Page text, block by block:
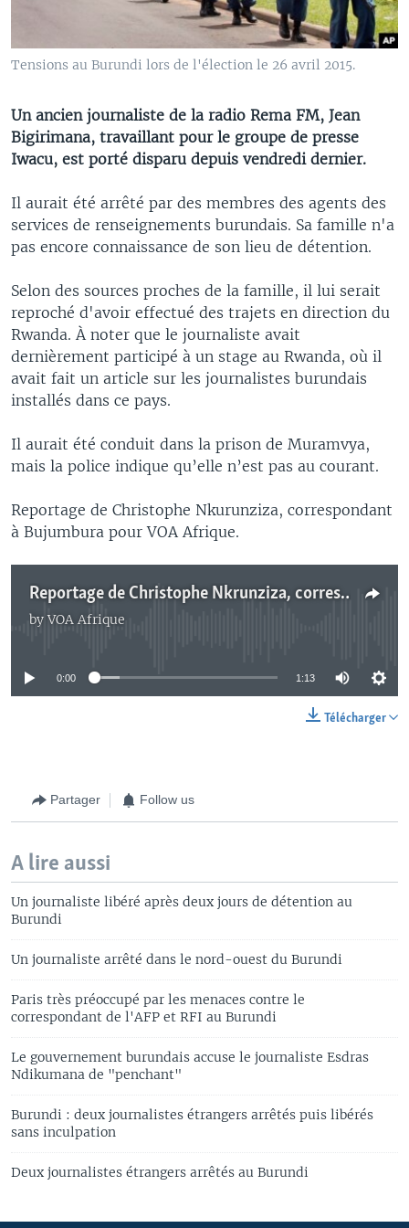
Tensions au Burundi lors de l'élection le 26 avril 2015.
Un ancien journaliste de la radio Rema FM, Jean
Bigirimana, travaillant pour le groupe de presse
Iwacu, est porté disparu depuis vendredi dernier.
Il aurait été arrêté par des membres des agents des
services de renseignements burundais. Sa famille n'a
pas encore connaissance de son lieu de détention.
Selon des sources proches de la famille, il lui serait
reproché d'avoir effectué des trajets en direction du
Rwanda. À noter que le journaliste avait
dernièrement participé à un stage au Rwanda, où il
avait fait un article sur les journalistes burundais
installés dans ce pays.
Il aurait été conduit dans la prison de Muramvya,
mais la police indique qu’elle n’est pas au courant.
Reportage de Christophe Nkurunziza, correspondant
à Bujumbura pour VOA Afrique.
Reportage de Christophe Nkrunziza, correspondant à Bujumbura pour VOA Afrique
byVOA Afrique
No media source currently available
0:00 1:13
Télécharger
Partager Follow us
A lire aussi
Un journaliste libéré après deux jours de détention au
Burundi
Un journaliste arrêté dans le nord-ouest du Burundi
Paris très préoccupé par les menaces contre le
correspondant de l'AFP et RFI au Burundi
Le gouvernement burundais accuse le journaliste Esdras
Ndikumana de "penchant"
Burundi : deux journalistes étrangers arrêtés puis libérés
sans inculpation
Deux journalistes étrangers arrêtés au Burundi